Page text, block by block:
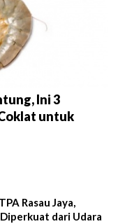
Ini 3
untuk
Rasau Jaya,
dari Udara